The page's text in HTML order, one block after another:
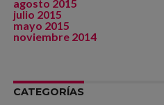
agosto 2015
julio 2015
mayo 2015
noviembre 2014
CATEGORÍAS